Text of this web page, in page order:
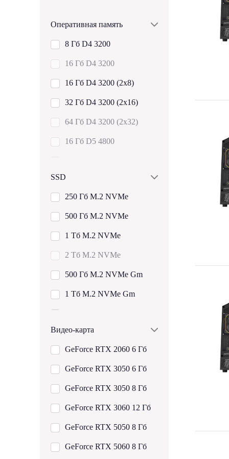
Оперативная память
8 Гб D4 3200
16 Гб D4 3200
16 Гб D4 3200 (2x8)
32 Гб D4 3200 (2x16)
64 Гб D4 3200 (2x32)
16 Гб D5 4800
16 Гб D5 5600
32 Гб D5 5600 (2х16)
48 Гб D5 5600 (2х24)
64 Гб D5 5600 (2х32)
16 Гб D5 6000
32 Гб D5 6000 (2х16)
48 Гб D5 6000 (2х24)
96 Гб D5 6000 (2х48)
Показать все
SSD
250 Гб M.2 NVMe
500 Гб M.2 NVMe
1 Tб M.2 NVMe
2 Tб M.2 NVMe
500 Гб M.2 NVMe Gm
1 Tб M.2 NVMe Gm
4 Tб M.2 NVMe Gm
Показать все
Видео-карта
GeForce RTX 2060 6 Гб
GeForce RTX 3050 6 Гб
GeForce RTX 3050 8 Гб
GeForce RTX 3060 12 Гб
GeForce RTX 5050 8 Гб
GeForce RTX 5060 8 Гб